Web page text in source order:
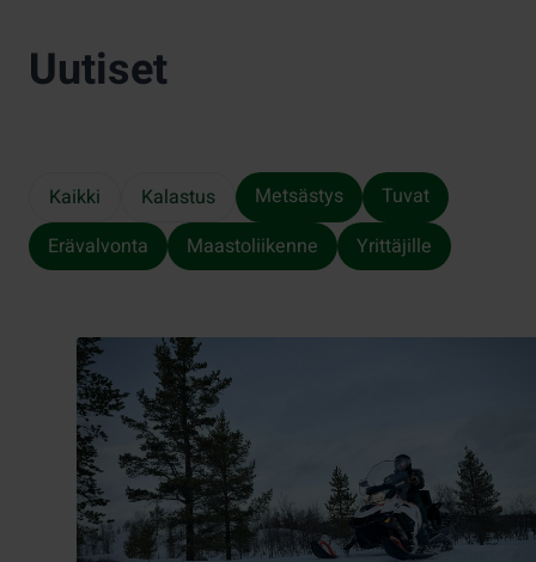
Uutiset
Kaikki Kalastus Metsästys
Tuvat
Erävalvonta
Maastoliikenne Yrittäjille